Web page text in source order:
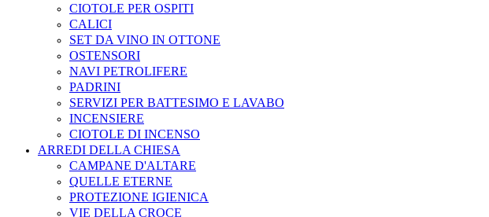
CIOTOLE PER OSPITI
CALICI
SET DA VINO IN OTTONE
OSTENSORI
NAVI PETROLIFERE
PADRINI
SERVIZI PER BATTESIMO E LAVABO
INCENSIERE
CIOTOLE DI INCENSO
ARREDI DELLA CHIESA
CAMPANE D'ALTARE
QUELLE ETERNE
PROTEZIONE IGIENICA
VIE DELLA CROCE